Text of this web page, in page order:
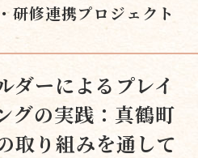
研修連携プロジェクト
ダーによるプレイ
グの実践：真鶴町
取り組みを通して